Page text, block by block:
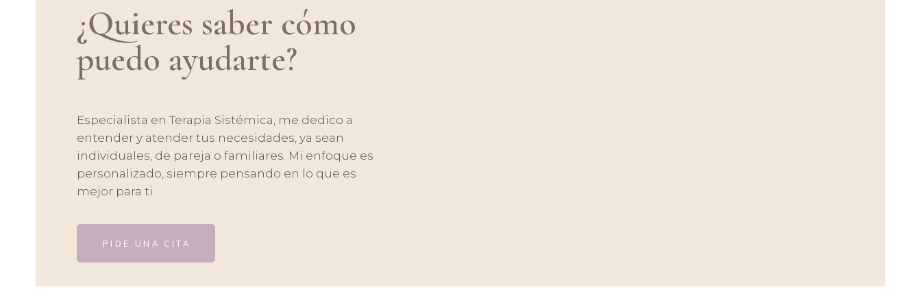
¿Quieres saber cómo
puedo ayudarte?
Especialista en Terapia Sistémica, me dedico a
entender y atender tus necesidades, ya sean
individuales, de pareja o familiares. Mi enfoque es
personalizado, siempre pensando en lo que es
mejor para ti.
PIDE UNA CITA